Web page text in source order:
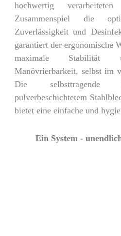
hochwertig
Zusammenspiel die
Zuverlässigkeit und
garantiert der ergonomische
maximale Stabilität
Manövrierbarkeit, selbst im
Die selbsttragende
pulverbeschichtetem
bietet eine einfache und
Ein System -